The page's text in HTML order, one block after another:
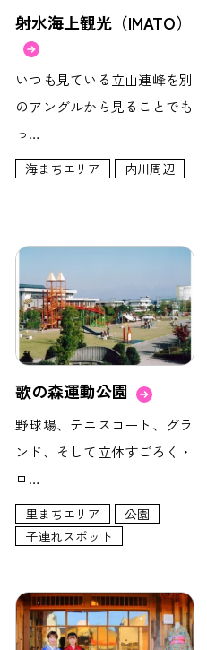
射水海上観光（IMATO）
いつも見ている立山連峰を別
のアングルから見ることでも
っ…
海まちエリア 内川周辺
歌の森運動公園
野球場、テニスコート、グラ
ンド、そして立体すごろく・
ロ…
里まちエリア
公園
子連れスポット